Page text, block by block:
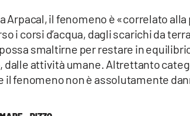
Arpacal, il fenomeno è «correlato
i corsi d’acqua, dagli scarichi da
smaltirne per restare in
dalle attività umane. Altrettanto
il fenomeno non è assolutamente